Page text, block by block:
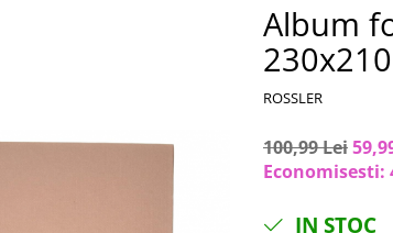
Album
ROSSLER
100,99 Lei
Economisesti:
IN STOC